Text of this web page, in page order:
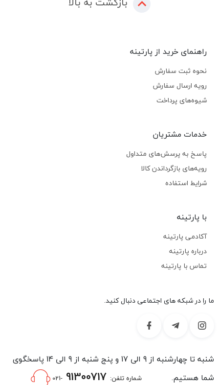
راهنمای خرید از پارتینه
نحوه ثبت سفارش
رویه ارسال سفارش
شیوه‌های پرداخت
خدمات مشتریان
پاسخ به پرسش‌های متداول
رویه‌های بازگرداندن کالا
شرایط استفاده
با پارتینه
آکادمی پارتینه
درباره پارتینه
تماس با پارتینه
ما را در شبکه های اجتماعی دنبال کنید.
شنبه تا چهارشنبه از 9 الی 17 و پنج شنبه از 9 الی 14 پاسخگوی
شما هستیم.
شماره تلفن: -021